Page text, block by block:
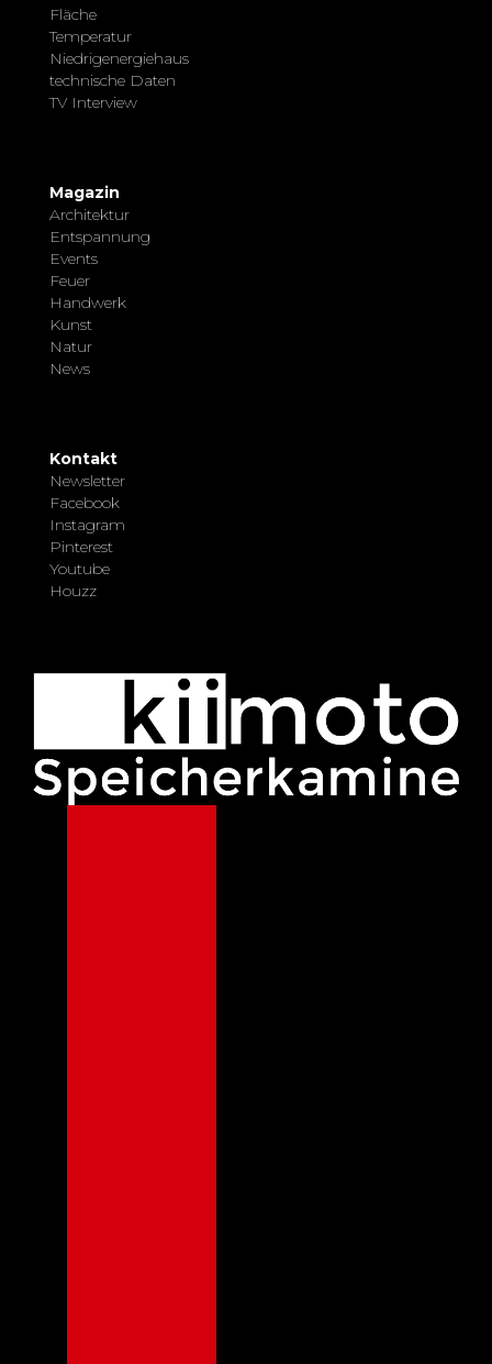
Fläche
Temperatur
Niedrigenergiehaus
technische Daten
TV Interview
Magazin
Architektur
Entspannung
Events
Feuer
Handwerk
Kunst
Natur
News
Kontakt
Newsletter
Facebook
Instagram
Pinterest
Youtube
Houzz